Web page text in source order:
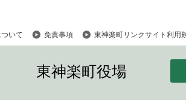
いて 免責事項 東神楽町リンクサイト利用
東神楽町役場